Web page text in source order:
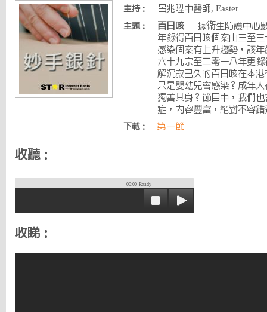
主持： 呂兆陞中醫師, Easter
主題： 百日咳 — 據衞生防護中心
年錄得百日咳個案由三至
感染個案有上升趨勢，該
六十九宗至二零一八年更
解沉寂已久的百日咳在本
只是嬰幼兒會感染？成年
獨善其身？節目中，我們
症，內容豐富，絕對不容錯
下載： 第一節
收聽：
00:00 Ready
收睇：